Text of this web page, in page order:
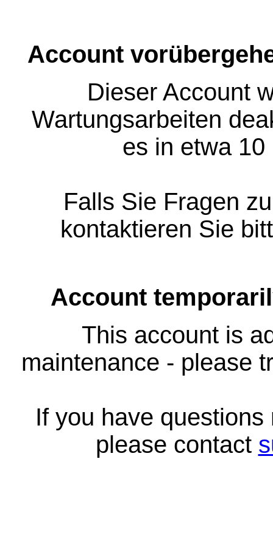
Account
Dieser Account
Wartungsarbeiten
es in etwa
Falls Sie Fragen
kontaktieren Sie
Account
This account is
maintenance - please
If you have
please contact